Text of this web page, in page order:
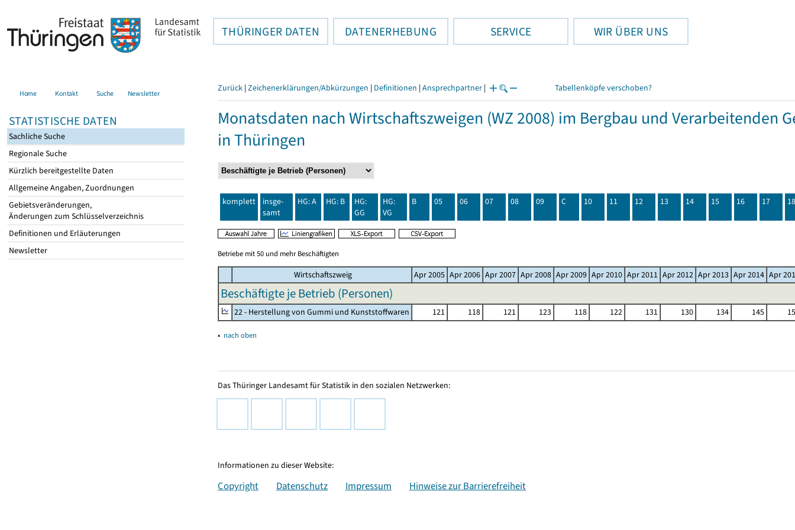
THÜRINGER DATEN DATENERHEBUNG SERVICE WIR ÜBER UNS
Home Kontakt Suche Newsletter
STATISTISCHE DATEN
Sachliche Suche
Regionale Suche
Kürzlich bereitgestellte Daten
Allgemeine Angaben, Zuordnungen
Gebietsveränderungen,
Änderungen zum Schlüsselverzeichnis
Definitionen und Erläuterungen
Newsletter
Zurück | Zeichenerklärungen/Abkürzungen | Definitionen | Ansprechpartner | Tabellenköpfe verschoben?
Monatsdaten nach Wirtschaftszweigen (WZ 2008) im Bergbau und Verarbeitenden
in Thüringen
komplett
insge-
samt
HG: A HG: B
HG:
GG
HG:
VG
B 05 06 07 08 09 C 10 11 12 13 14 15 16 17 18
Betriebe mit 50 und mehr Beschäftigten
Wirtschaftszweig Apr 2005 Apr 2006 Apr 2007 Apr 2008 Apr 2009 Apr 2010 Apr 2011 Apr 2012 Apr 2013 Apr 2014 Apr
Beschäftigte je Betrieb (Personen)
22 - Herstellung von Gummi und Kunststoffwaren 121 118 121 123 118 122 131 130 134 145
▴ nach oben
Das Thüringer Landesamt für Statistik in den sozialen Netzwerken:
Informationen zu dieser Website:
Copyright Datenschutz Impressum Hinweise zur Barrierefreiheit